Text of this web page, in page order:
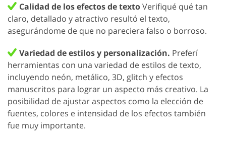
Calidad de los efectos de textoVerifiqué qué tan
claro, detallado y atractivo resultó el texto,
asegurándome de que no pareciera falso o borroso.
Variedad de estilos y personalización. Preferí
herramientas con una variedad de estilos de texto,
incluyendo neón, metálico, 3D, glitch y efectos
manuscritos para lograr un aspecto más creativo. La
posibilidad de ajustar aspectos como la elección de
fuentes, colores e intensidad de los efectos también
fue muy importante.